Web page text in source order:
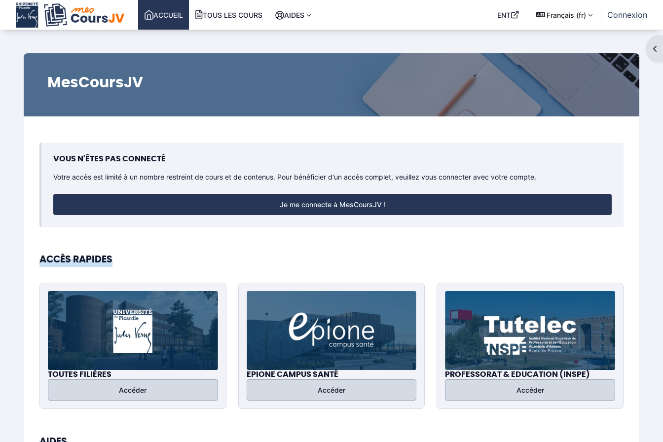
Passer au contenu principal
ACCUEIL
TOUS LES COURS AIDES ENT Français ‎(fr)‎ Connexion
MesCoursJV
VOUS N'ÊTES PAS CONNECTÉ
Votre accès est limité à un nombre restreint de cours et de contenus. Pour bénéficier d'un accès complet, veuillez vous connecter avec votre compte.
Je me connecte à MesCoursJV !
ACCÈS RAPIDES
TOUTES FILIÈRES
Accéder
EPIONE CAMPUS SANTÉ
Accéder
PROFESSORAT & EDUCATION (INSPE)
Accéder